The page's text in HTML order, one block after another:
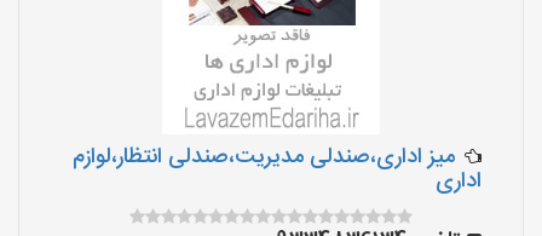
میز اداری،صندلی مدیریت،صندلی انتظار،لوازم
اداری